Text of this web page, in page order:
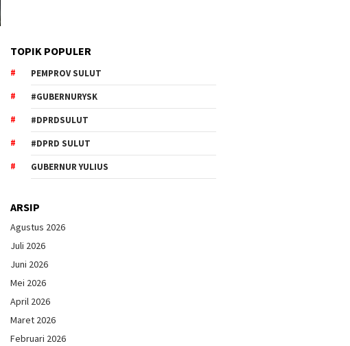
TOPIK POPULER
PEMPROV SULUT
#GUBERNURYSK
#DPRDSULUT
#DPRD SULUT
GUBERNUR YULIUS
ARSIP
Agustus 2026
Juli 2026
Juni 2026
Mei 2026
April 2026
Maret 2026
Februari 2026